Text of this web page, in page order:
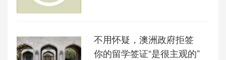
不用怀疑，澳洲政府拒签
你的留学签证“是很主观的”